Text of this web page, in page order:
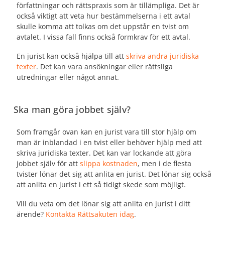
författningar och rättspraxis som är tillämpliga. Det är
också viktigt att veta hur bestämmelserna i ett avtal
skulle komma att tolkas om det uppstår en tvist om
avtalet. I vissa fall finns också formkrav för ett avtal.
En jurist kan också hjälpa till att skriva andra juridiska
texter. Det kan vara ansökningar eller rättsliga
utredningar eller något annat.
Ska man göra jobbet själv?
Som framgår ovan kan en jurist vara till stor hjälp om
man är inblandad i en tvist eller behöver hjälp med att
skriva juridiska texter. Det kan var lockande att göra
jobbet själv för att slippa kostnaden, men i de flesta
tvister lönar det sig att anlita en jurist. Det lönar sig också
att anlita en jurist i ett så tidigt skede som möjligt.
Vill du veta om det lönar sig att anlita en jurist i ditt
ärende? Kontakta Rättsakuten idag.